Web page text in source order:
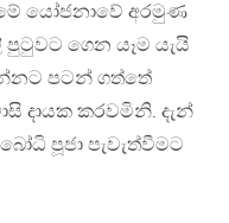
යෝජනාවේ අරමුණ
පුටුවට ගෙන යෑම යැයි
පටන් ගත්තේ
දායක කරවමිනි. දැන්
පූජා පැවැත්වීමට